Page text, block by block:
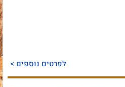
לפרטים נוספים >